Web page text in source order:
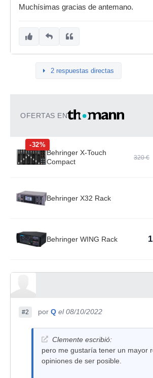
Muchísimas gracias de antemano.
2 respuestas directas
OFERTAS EN
-32%
Behringer X-Touch
Compact
320 €
Behringer X32 Rack
Behringer WING Rack
#2 por Q el 08/10/2022
Clemente escribió:
pero me gustaría tener un mayor
opiniones de ser posible.